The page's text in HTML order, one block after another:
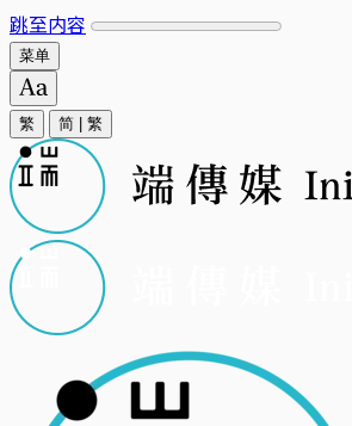
跳至内容
菜单
繁 简 繁